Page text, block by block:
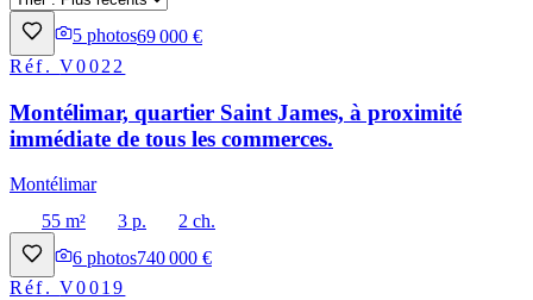
5 photos69 000 €
Réf.V0022
Montélimar, quartier Saint James, à proximité
immédiate de tous les commerces.
Montélimar
55 m²
3 p.
2 ch.
6 photos740 000 €
Réf.V0019